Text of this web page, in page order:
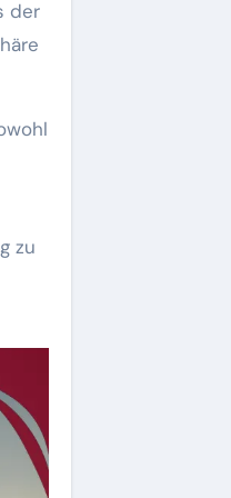
der
zu